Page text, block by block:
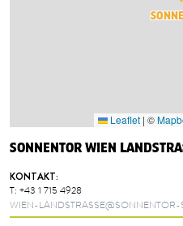
SONNENTOR WIEN
KONTAKT:
T: +43 1 715 4928
WIEN-LANDSTRASSE@SONNENTOR-
Leaflet | ©